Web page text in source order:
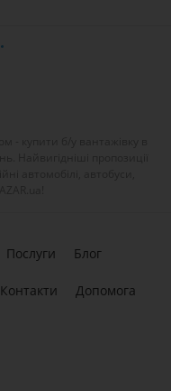
Послуги Блог
Контакти Допомога